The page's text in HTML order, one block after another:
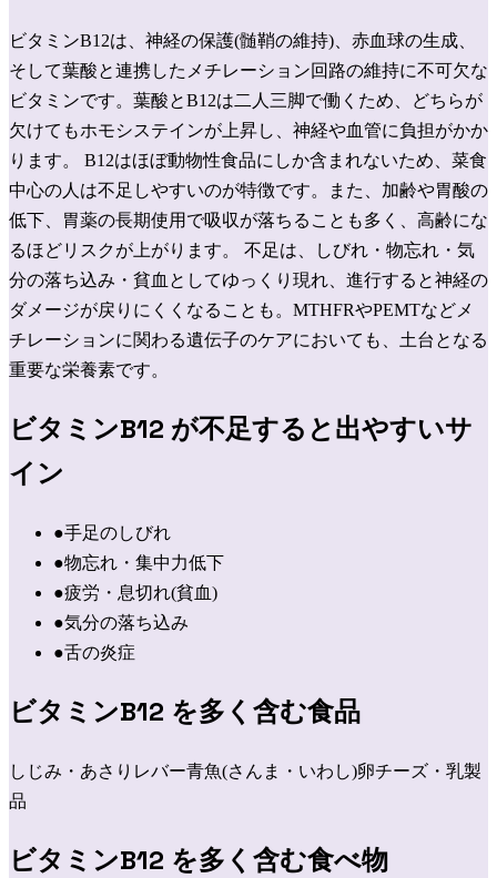
ビタミンB12は、神経の保護(髄鞘の維持)、赤血球の生成、
そして葉酸と連携したメチレーション回路の維持に不可欠な
ビタミンです。葉酸とB12は二人三脚で働くため、どちらが
欠けてもホモシステインが上昇し、神経や血管に負担がかか
ります。 B12はほぼ動物性食品にしか含まれないため、菜食
中心の人は不足しやすいのが特徴です。また、加齢や胃酸の
低下、胃薬の長期使用で吸収が落ちることも多く、高齢にな
るほどリスクが上がります。 不足は、しびれ・物忘れ・気
分の落ち込み・貧血としてゆっくり現れ、進行すると神経の
ダメージが戻りにくくなることも。MTHFRやPEMTなどメ
チレーションに関わる遺伝子のケアにおいても、土台となる
重要な栄養素です。
ビタミンB12 が不足すると出やすいサ
イン
●手足のしびれ
●物忘れ・集中力低下
●疲労・息切れ(貧血)
●気分の落ち込み
●舌の炎症
ビタミンB12 を多く含む食品
しじみ・あさり レバー青魚(さんま・いわし)卵チーズ・乳製
品
ビタミンB12 を多く含む食べ物